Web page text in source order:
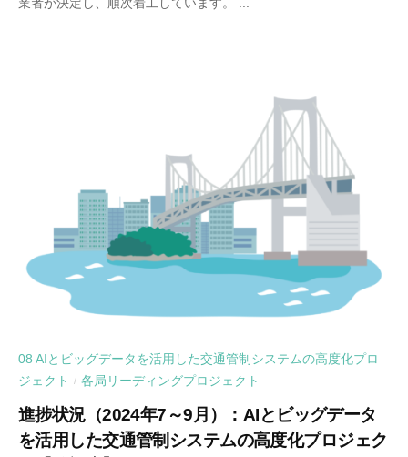
業者が決定し、順次着工しています。 ...
08 AIとビッグデータを活用した交通管制システムの高度化プロ
ジェクト
/ 各局リーディングプロジェクト
進捗状況（2024年7～9月）：AIとビッグデータ
を活用した交通管制システムの高度化プロジェク